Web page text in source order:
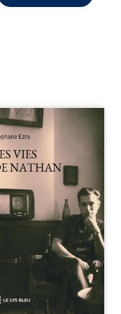
Les vies de
Nathan est un
né en trois jours,
au printemps
2026. Pour la
première fois,
Stéphane Ezra,
médium, a pu
communiquer
avec son père,
disparu depuis
plus de vingt ans
et qu’il n’a jamais
connu. De ce
dialogue par-delà